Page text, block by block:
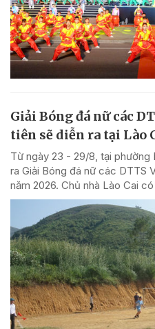
Giải Bóng đá nữ các
tiên sẽ diễn ra tại Lào
Từ ngày 23 - 29/8, tại phường
ra Giải Bóng đá nữ các DTTS
năm 2026. Chủ nhà Lào Cai